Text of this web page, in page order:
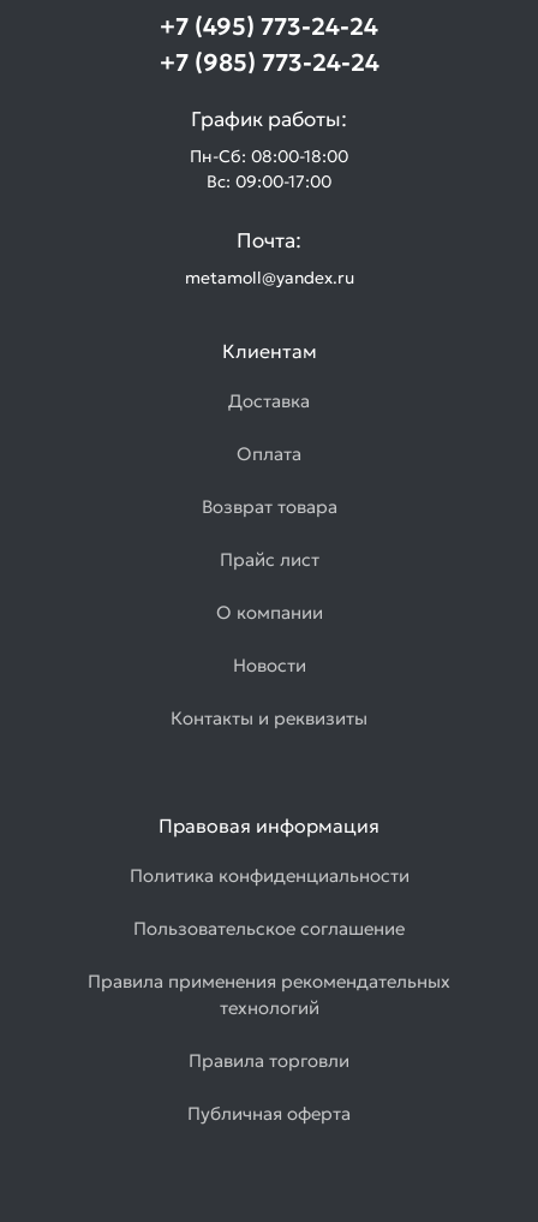
+7 (495) 773-24-24
+7 (985) 773-24-24
График работы:
Пн-Сб: 08:00-18:00
Вс: 09:00-17:00
Почта:
metamoll@yandex.ru
Клиентам
Доставка
Оплата
Возврат товара
Прайс лист
О компании
Новости
Контакты и реквизиты
Правовая информация
Политика конфиденциальности
Пользовательское соглашение
Правила применения рекомендательных
технологий
Правила торговли
Публичная оферта